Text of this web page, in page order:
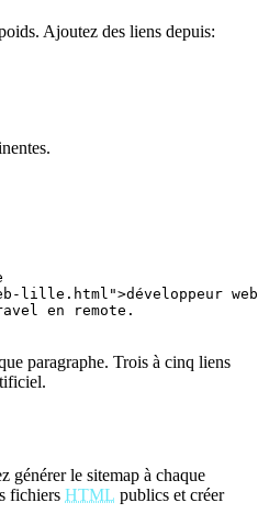
Ajoutez des liens depuis:
lille.html">développeur
en remote.
paragraphe. Trois à cinq liens
générer le sitemap à chaque
fichiers HTML publics et créer